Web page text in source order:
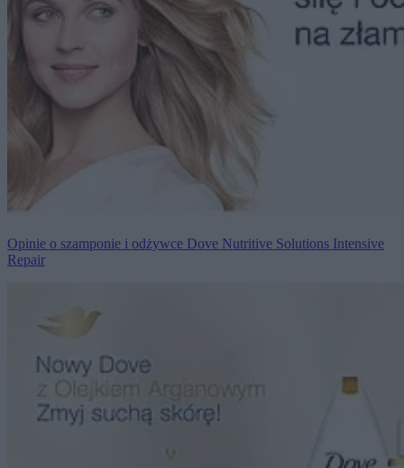
Opinie o szamponie i odżywce Dove Nutritive Solutions Intensive
Repair